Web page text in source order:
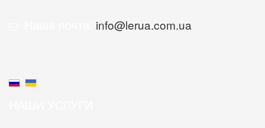
info@lerua.com.ua